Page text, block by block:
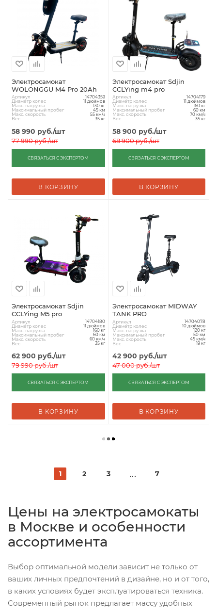
Электросамокат
WOLONGGU M4 Pro 20Ah
Артикул 14704359
Диаметр колес 11 дюймов
Макс. нагрузка 130 кг
Максимальный пробег 45 км
Макс. скорость 55 км/ч
Вес 35 кг
58 990 руб./шт
77 990руб./шт
СВЯЗАТЬСЯ С ЭКСПЕРТОМ
В КОРЗИНУ
Электросамокат Sdjin
CCLYing m4 pro
Артикул 14704179
Диаметр колес 11 дюймов
Макс. нагрузка 160 кг
Максимальный пробег 60 км
Макс. скорость 70 км/ч
Вес 35 кг
58 900 руб./шт
68 900руб./шт
СВЯЗАТЬСЯ С ЭКСПЕРТОМ
В КОРЗИНУ
Электросамокат Sdjin
CCLYing M5 pro
Артикул 14704180
Диаметр колес 11 дюймов
Макс. нагрузка 160 кг
Максимальный пробег 60 км
Макс. скорость 60 км/ч
Вес 35 кг
62 900 руб./шт
79 990руб./шт
СВЯЗАТЬСЯ С ЭКСПЕРТОМ
В КОРЗИНУ
Электросамокат MIDWAY
TANK PRO
Артикул 14704078
Диаметр колес 10 дюймов
Макс. нагрузка 120 кг
Максимальный пробег 50 км
Макс. скорость 45 км/ч
Вес 19 кг
42 900 руб./шт
47 000руб./шт
СВЯЗАТЬСЯ С ЭКСПЕРТОМ
В КОРЗИНУ
1 2 3 7
Цены на электросамокаты
в Москве и особенности
ассортимента
Выбор оптимальной модели зависит не только от
ваших личных предпочтений в дизайне, но и от того,
в каких условиях будет эксплуатироваться техника.
Современный рынок предлагает массу удобных